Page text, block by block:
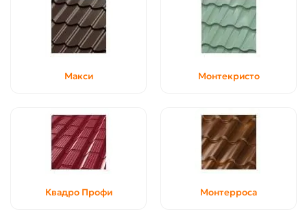
Макси Монтекристо
Квадро Профи Монтерроса